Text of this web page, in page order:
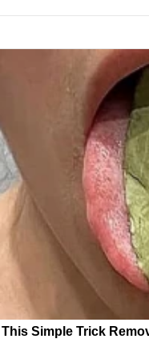
This Simple Trick